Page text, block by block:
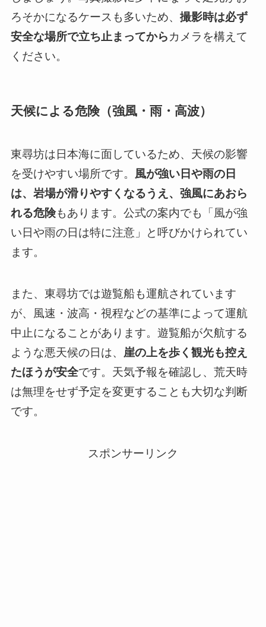
ろそかになるケースも多いため、 撮影時は必ず
安全な場所で立ち止まってからカメラを構えて
ください。
天候による危険（強風・雨・高波）
東尋坊は日本海に面しているため、天候の影響
を受けやすい場所です。 風が強い日や雨の日
は、岩場が滑りやすくなるうえ、強風にあおら
れる危険もあります。公式の案内でも「風が強
い日や雨の日は特に注意」と呼びかけられてい
ます。
また、東尋坊では遊覧船も運航されています
が、風速・波高・視程などの基準によって運航
中止になることがあります。遊覧船が欠航する
ような悪天候の日は、 崖の上を歩く観光も控え
たほうが安全です。天気予報を確認し、荒天時
は無理をせず予定を変更することも大切な判断
です。
スポンサーリンク